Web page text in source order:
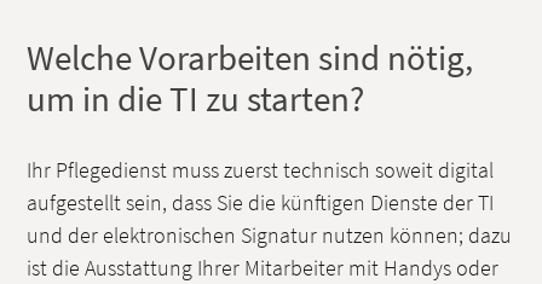
Welche Vorarbeiten sind nötig,
um in die TI zu starten?
Ihr Pflegedienst muss zuerst technisch soweit digital
aufgestellt sein, dass Sie die künftigen Dienste der TI
und der elektronischen Signatur nutzen können; dazu
ist die Ausstattung Ihrer Mitarbeiter mit Handys oder